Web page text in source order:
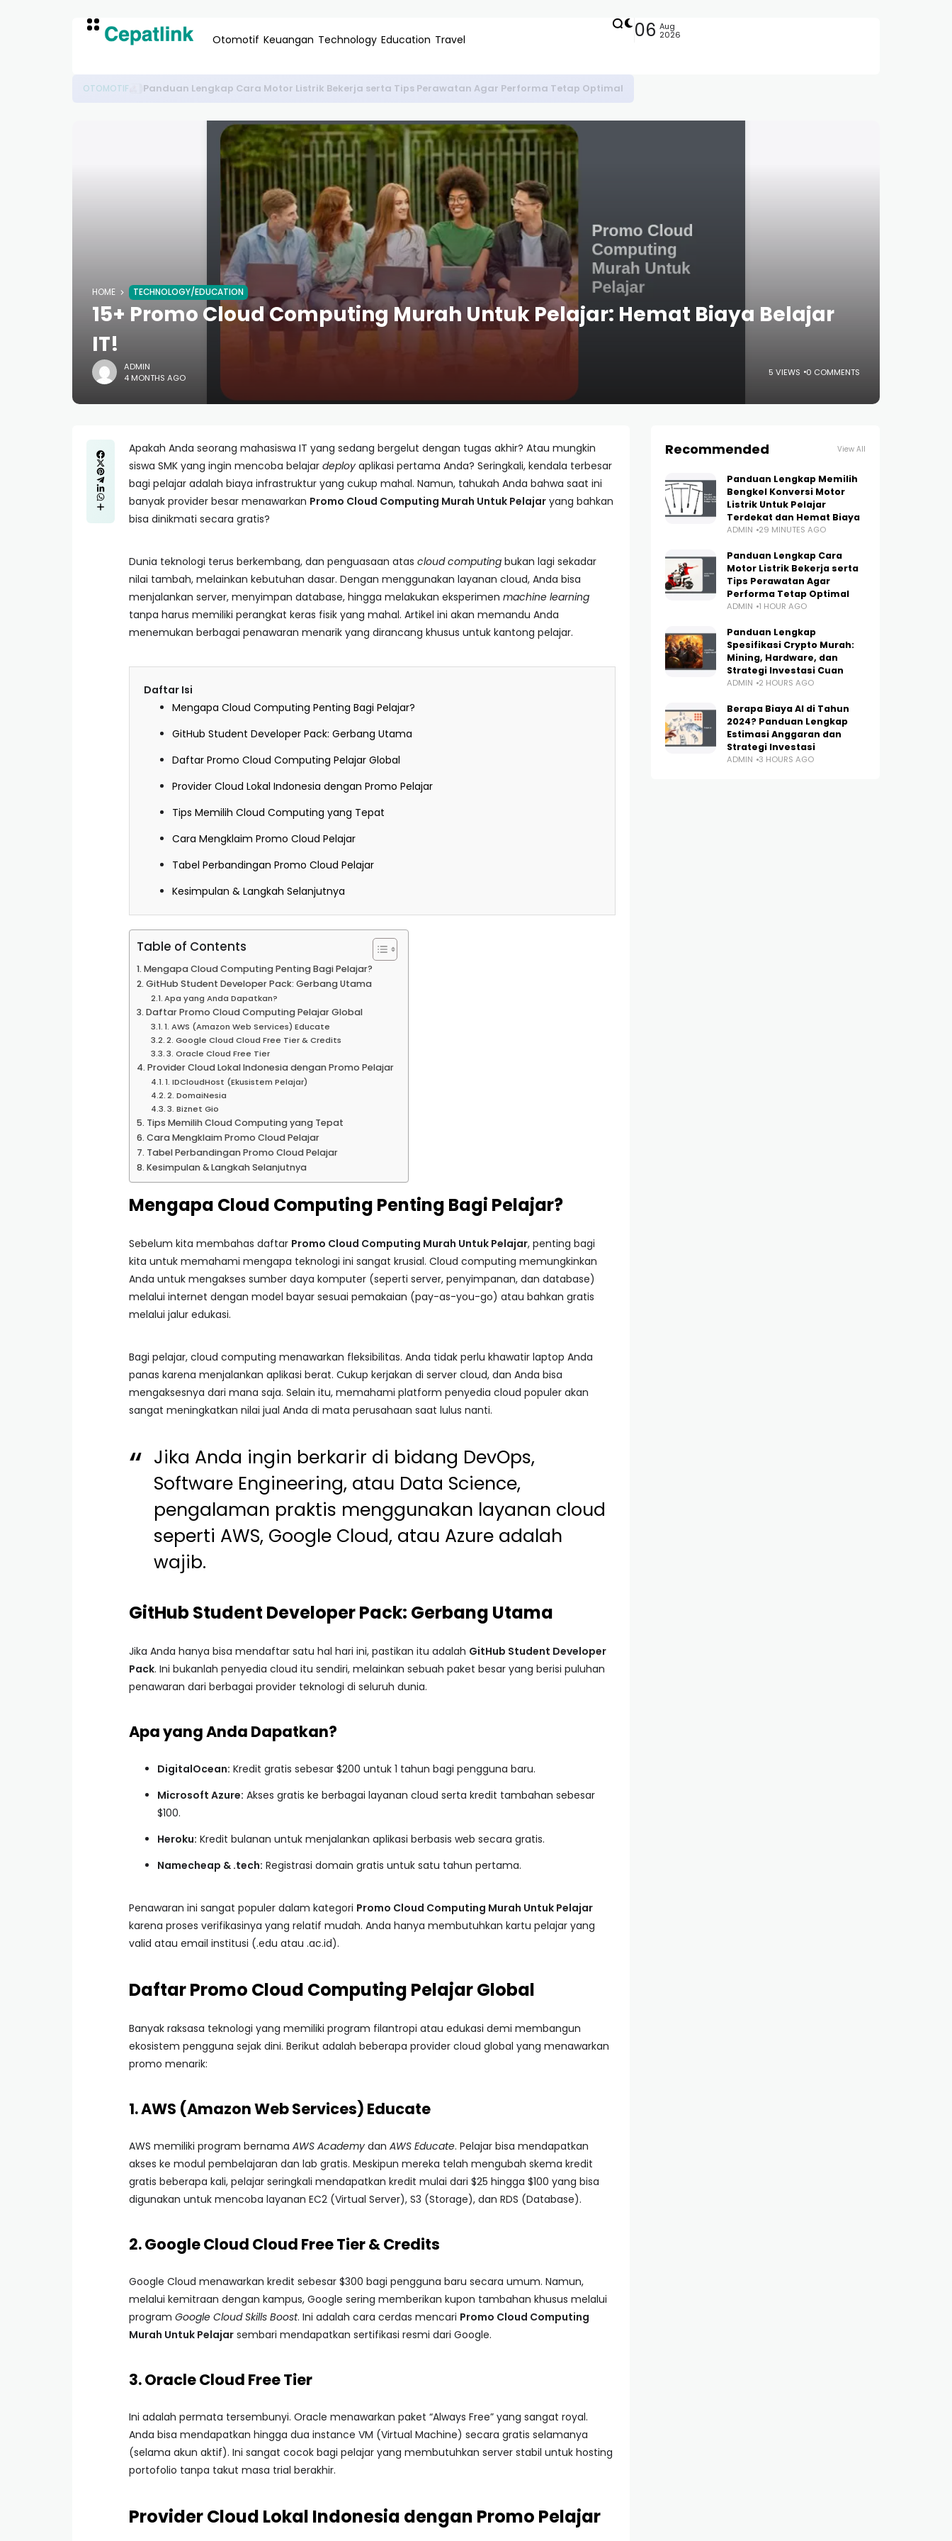
Otomotif Keuangan Technology Education Travel 06 Aug
2026
OTOMOTIF Panduan Lengkap Cara Motor Listrik Bekerja serta Tips Perawatan Agar Performa Tetap Optimal
HOME TECHNOLOGY/EDUCATION
15+ Promo Cloud Computing Murah Untuk Pelajar: Hemat Biaya Belajar
IT!
ADMIN
4 MONTHS AGO
5 VIEWS 0 COMMENTS
Apakah Anda seorang mahasiswa IT yang sedang bergelut dengan tugas akhir? Atau mungkin
siswa SMK yang ingin mencoba belajar deploy aplikasi pertama Anda? Seringkali, kendala terbesar
bagi pelajar adalah biaya infrastruktur yang cukup mahal. Namun, tahukah Anda bahwa saat ini
banyak provider besar menawarkan Promo Cloud Computing Murah Untuk Pelajar yang bahkan
bisa dinikmati secara gratis?
Dunia teknologi terus berkembang, dan penguasaan atas cloud computing bukan lagi sekadar
nilai tambah, melainkan kebutuhan dasar. Dengan menggunakan layanan cloud, Anda bisa
menjalankan server, menyimpan database, hingga melakukan eksperimen machine learning
tanpa harus memiliki perangkat keras fisik yang mahal. Artikel ini akan memandu Anda
menemukan berbagai penawaran menarik yang dirancang khusus untuk kantong pelajar.
Daftar Isi
Mengapa Cloud Computing Penting Bagi Pelajar?
GitHub Student Developer Pack: Gerbang Utama
Daftar Promo Cloud Computing Pelajar Global
Provider Cloud Lokal Indonesia dengan Promo Pelajar
Tips Memilih Cloud Computing yang Tepat
Cara Mengklaim Promo Cloud Pelajar
Tabel Perbandingan Promo Cloud Pelajar
Kesimpulan & Langkah Selanjutnya
Table of Contents
Mengapa Cloud Computing Penting Bagi Pelajar?
GitHub Student Developer Pack: Gerbang Utama
Apa yang Anda Dapatkan?
Daftar Promo Cloud Computing Pelajar Global
1. AWS (Amazon Web Services) Educate
2. Google Cloud Cloud Free Tier & Credits
3. Oracle Cloud Free Tier
Provider Cloud Lokal Indonesia dengan Promo Pelajar
1. IDCloudHost (Ekusistem Pelajar)
2. DomaiNesia
3. Biznet Gio
Tips Memilih Cloud Computing yang Tepat
Cara Mengklaim Promo Cloud Pelajar
Tabel Perbandingan Promo Cloud Pelajar
Kesimpulan & Langkah Selanjutnya
Mengapa Cloud Computing Penting Bagi Pelajar?
Sebelum kita membahas daftar Promo Cloud Computing Murah Untuk Pelajar, penting bagi
kita untuk memahami mengapa teknologi ini sangat krusial. Cloud computing memungkinkan
Anda untuk mengakses sumber daya komputer (seperti server, penyimpanan, dan database)
melalui internet dengan model bayar sesuai pemakaian (pay-as-you-go) atau bahkan gratis
melalui jalur edukasi.
Bagi pelajar, cloud computing menawarkan fleksibilitas. Anda tidak perlu khawatir laptop Anda
panas karena menjalankan aplikasi berat. Cukup kerjakan di server cloud, dan Anda bisa
mengaksesnya dari mana saja. Selain itu, memahami platform penyedia cloud populer akan
sangat meningkatkan nilai jual Anda di mata perusahaan saat lulus nanti.
Jika Anda ingin berkarir di bidang DevOps,
Software Engineering, atau Data Science,
pengalaman praktis menggunakan layanan cloud
seperti AWS, Google Cloud, atau Azure adalah
wajib.
GitHub Student Developer Pack: Gerbang Utama
Jika Anda hanya bisa mendaftar satu hal hari ini, pastikan itu adalah GitHub Student Developer
Pack. Ini bukanlah penyedia cloud itu sendiri, melainkan sebuah paket besar yang berisi puluhan
penawaran dari berbagai provider teknologi di seluruh dunia.
Apa yang Anda Dapatkan?
DigitalOcean: Kredit gratis sebesar $200 untuk 1 tahun bagi pengguna baru.
Microsoft Azure: Akses gratis ke berbagai layanan cloud serta kredit tambahan sebesar
$100.
Heroku: Kredit bulanan untuk menjalankan aplikasi berbasis web secara gratis.
Namecheap & .tech: Registrasi domain gratis untuk satu tahun pertama.
Penawaran ini sangat populer dalam kategori Promo Cloud Computing Murah Untuk Pelajar
karena proses verifikasinya yang relatif mudah. Anda hanya membutuhkan kartu pelajar yang
valid atau email institusi (.edu atau .ac.id).
Daftar Promo Cloud Computing Pelajar Global
Banyak raksasa teknologi yang memiliki program filantropi atau edukasi demi membangun
ekosistem pengguna sejak dini. Berikut adalah beberapa provider cloud global yang menawarkan
promo menarik:
1. AWS (Amazon Web Services) Educate
AWS memiliki program bernama AWS Academy dan AWS Educate. Pelajar bisa mendapatkan
akses ke modul pembelajaran dan lab gratis. Meskipun mereka telah mengubah skema kredit
gratis beberapa kali, pelajar seringkali mendapatkan kredit mulai dari $25 hingga $100 yang bisa
digunakan untuk mencoba layanan EC2 (Virtual Server), S3 (Storage), dan RDS (Database).
2. Google Cloud Cloud Free Tier & Credits
Google Cloud menawarkan kredit sebesar $300 bagi pengguna baru secara umum. Namun,
melalui kemitraan dengan kampus, Google sering memberikan kupon tambahan khusus melalui
program Google Cloud Skills Boost. Ini adalah cara cerdas mencari Promo Cloud Computing
Murah Untuk Pelajar sembari mendapatkan sertifikasi resmi dari Google.
3. Oracle Cloud Free Tier
Ini adalah permata tersembunyi. Oracle menawarkan paket “Always Free” yang sangat royal.
Anda bisa mendapatkan hingga dua instance VM (Virtual Machine) secara gratis selamanya
(selama akun aktif). Ini sangat cocok bagi pelajar yang membutuhkan server stabil untuk hosting
portofolio tanpa takut masa trial berakhir.
Provider Cloud Lokal Indonesia dengan Promo Pelajar
Recommended View All
Panduan Lengkap Memilih
Bengkel Konversi Motor
Listrik Untuk Pelajar
Terdekat dan Hemat Biaya
ADMIN 29 MINUTES AGO
Panduan Lengkap Cara
Motor Listrik Bekerja serta
Tips Perawatan Agar
Performa Tetap Optimal
ADMIN 1 HOUR AGO
Panduan Lengkap
Spesifikasi Crypto Murah:
Mining, Hardware, dan
Strategi Investasi Cuan
ADMIN 2 HOURS AGO
Berapa Biaya AI di Tahun
2024? Panduan Lengkap
Estimasi Anggaran dan
Strategi Investasi
ADMIN 3 HOURS AGO